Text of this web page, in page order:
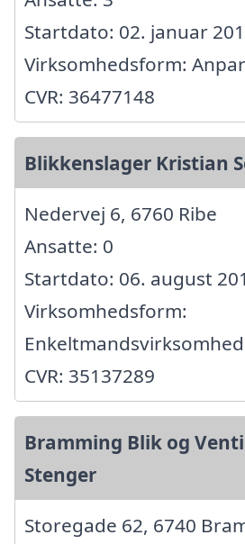
Startdato: 02. januar
Virksomhedsform:
CVR: 36477148
Blikkenslager Kristian
Nedervej 6, 6760 Ribe
Ansatte: 0
Startdato: 06. august
Virksomhedsform:
Enkeltmandsvirksomhed
CVR: 35137289
Bramming Blik og
Stenger
Storegade 62, 6740